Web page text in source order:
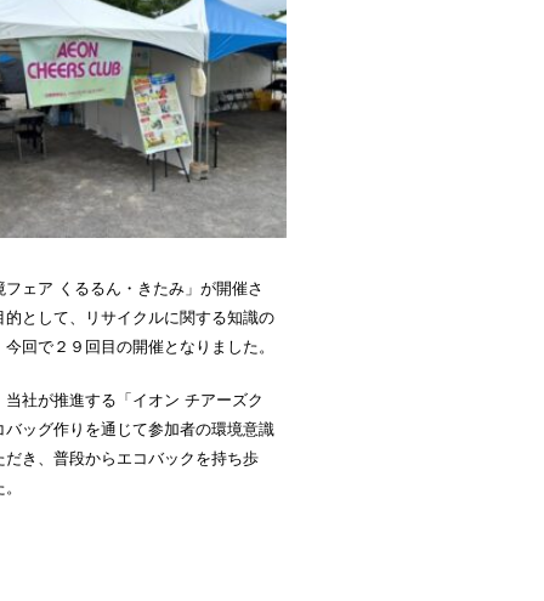
ェア くるるん・きたみ」が開催さ
として、リサイクルに関する知識の
回で２９回目の開催となりました。
社が推進する「イオン チアーズク
ッグ作りを通じて参加者の環境意識
き、普段からエコバックを持ち歩